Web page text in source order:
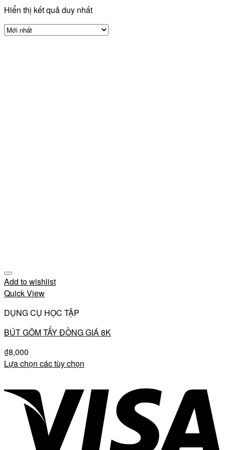
Hiển thị kết quả duy nhất
Add to wishlist
Quick View
DỤNG CỤ HỌC TẬP
BÚT GÔM TẨY ĐỒNG GIÁ 8K
₫8,000
Lựa chọn các tùy chọn